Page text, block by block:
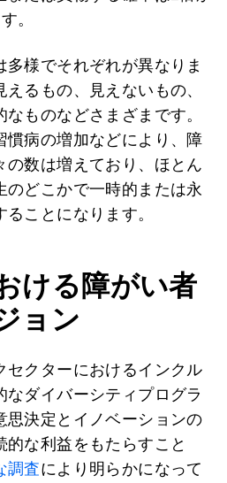
。
多様でそれぞれが異なりま
るもの、見えないもの、
ものなどさまざまです。
慣病の増加などにより、障
の数は増えており、ほとん
のどこかで一時的または永
ことになります。
ける障がい者
ョン
セクターにおけるインクル
なダイバーシティプログラ
思決定とイノベーションの
な利益をもたらすこと
調査により明らかになって